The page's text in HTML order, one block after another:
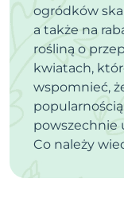
ogródków
a także na
rośliną o
kwiatach,
wspomnieć,
powszechnie
Co należy